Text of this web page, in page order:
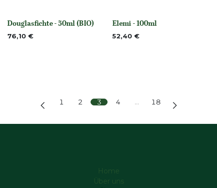
None
Douglasfichte - 50ml (BIO)
76,10 € None
Elemi - 100ml
52,40 €
1 2 3 4 … 18
Home
Über uns